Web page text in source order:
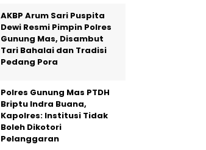
AKBP Arum Sari Puspita
Dewi Resmi Pimpin Polres
Gunung Mas, Disambut
Tari Bahalai dan Tradisi
Pedang Pora
Polres Gunung Mas PTDH
Briptu Indra Buana,
Kapolres: Institusi Tidak
Boleh Dikotori
Pelanggaran